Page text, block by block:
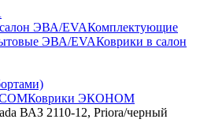
ЭВА/EVAКомплектующие
ЭВА/EVAКоврики в салон
Коврики ЭКОНОМ
ВАЗ 2110-12, Priora/черный